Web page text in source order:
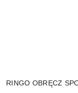
RINGO OBRĘCZ